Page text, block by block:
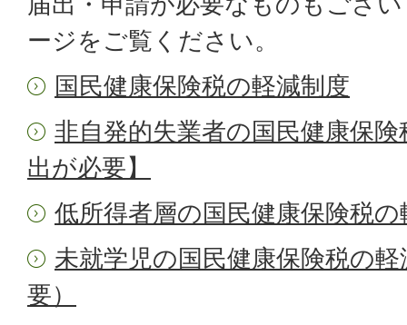
ージをご覧ください。
国民健康保険税の軽減制度
非自発的失業者の国民健康保
出が必要】
低所得者層の国民健康保険税
未就学児の国民健康保険税の
要）